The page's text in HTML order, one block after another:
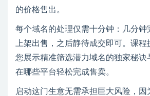
的价格售出。
每个域名的处理仅需十分钟：几分钟
上架出售，之后静待成交即可。课
您展示精准筛选潜力域名的独家秘诀
在哪些平台轻松完成售卖。
启动这门生意无需承担巨大风险，